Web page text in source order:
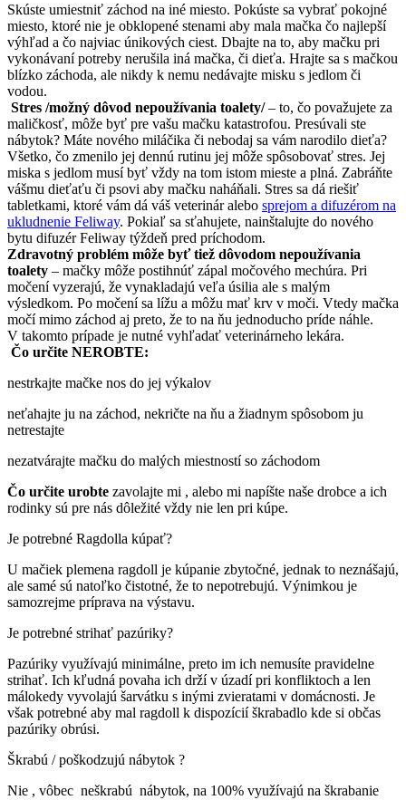
Skúste umiestniť záchod na iné miesto. Pokúste sa vybrať pokojné
miesto, ktoré nie je obklopené stenami aby mala mačka čo najlepší
výhľad a čo najviac únikových ciest. Dbajte na to, aby mačku pri
vykonávaní potreby nerušila iná mačka, či dieťa. Hrajte sa s mačkou
blízko záchoda, ale nikdy k nemu nedávajte misku s jedlom či
vodou.
Stres /možný dôvod nepoužívania toalety/– to, čo považujete za
maličkosť, môže byť pre vašu mačku katastrofou. Presúvali ste
nábytok? Máte nového miláčika či nebodaj sa vám narodilo dieťa?
Všetko, čo zmenilo jej dennú rutinu jej môže spôsobovať stres. Jej
miska s jedlom musí byť vždy na tom istom mieste a plná. Zabráňte
vášmu dieťaťu či psovi aby mačku naháňali. Stres sa dá riešiť
tabletkami, ktoré vám dá váš veterinár alebo sprejom a difuzérom na
ukludnenie Feliway. Pokiaľ sa sťahujete, nainštalujte do nového
bytu difuzér Feliway týždeň pred príchodom.
Zdravotný problém môže byť tiež dôvodom nepoužívania
toalety – mačky môže postihnúť zápal močového mechúra. Pri
močení vyzerajú, že vynakladajú veľa úsilia ale s malým
výsledkom. Po močení sa lížu a môžu mať krv v moči. Vtedy mačka
močí mimo záchod aj preto, že to na ňu jednoducho príde náhle.
V takomto prípade je nutné vyhľadať veterinárneho lekára.
Čo určite NEROBTE:
nestrkajte mačke nos do jej výkalov
neťahajte ju na záchod, nekričte na ňu a žiadnym spôsobom ju
netrestajte
nezatvárajte mačku do malých miestností so záchodom
Čo určite urobte zavolajte mi , alebo mi napíšte naše drobce a ich
rodinky sú pre nás dôležité vždy nie len pri kúpe.
Je potrebné Ragdolla kúpať?
U mačiek plemena ragdoll je kúpanie zbytočné, jednak to neznášajú,
ale samé sú natoľko čistotné, že to nepotrebujú. Výnimkou je
samozrejme príprava na výstavu.
Je potrebné strihať pazúriky?
Pazúriky využívajú minimálne, preto im ich nemusíte pravidelne
strihať. Ich kľudná povaha ich drží v úzadí pri konfliktoch a len
málokedy vyvolajú šarvátku s inými zvieratami v domácnosti. Je
však potrebné aby mal ragdoll k dispozícií škrabadlo kde si občas
pazúriky obrúsi.
Škrabú / poškodzujú nábytok ?
Nie , vôbec neškrabú nábytok, na 100% využívajú na škrabanie